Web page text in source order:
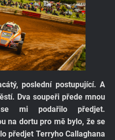
poslední postupující. A
Dva soupeři přede mnou
mi podařilo předjet.
na dortu pro mě bylo, že se
předjet Terryho Callaghana